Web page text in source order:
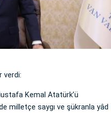
verdi:
Kemal Atatürk’ü
milletçe saygı ve şükranla yâd